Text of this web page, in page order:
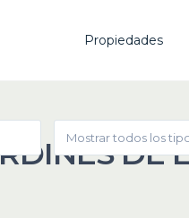
Propiedades
Mostrar todos los
DE